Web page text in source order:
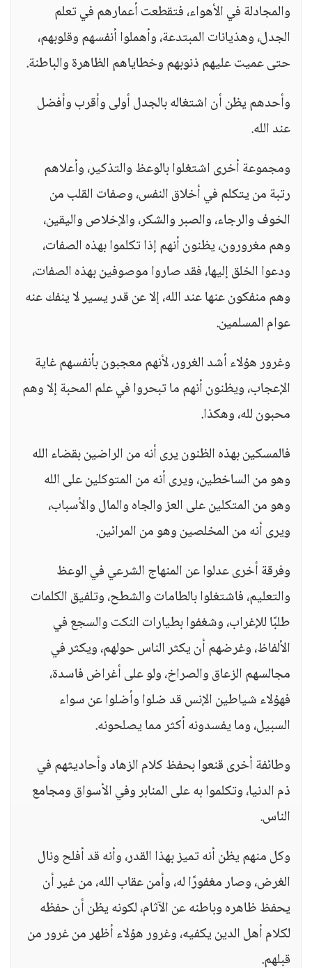
والمجادلة في الأهواء، فتقطعت أعمارهم في تعلم
الجدل، وهذيانات المبتدعة، وأهملوا أنفسهم وقلوبهم،
حتى عميت عليهم ذنوبهم وخطاياهم الظاهرة والباطنة.
وأحدهم يظن أن اشتغاله بالجدل أولى وأقرب وأفضل
عند الله.
ومجموعة أخرى اشتغلوا بالوعظ والتذكير، وأعلاهم
رتبة من يتكلم في أخلاق النفس، وصفات القلب من
الخوف والرجاء، والصبر والشكر، والإخلاص واليقين،
وهم مغرورون، يظنون أنهم إذا تكلموا بهذه الصفات،
ودعوا الخلق إليها، فقد صاروا موصوفين بهذه الصفات،
وهم منفكون عنها عند الله، إلا عن قدر يسير لا ينفك عنه
عوام المسلمين.
وغرور هؤلاء أشد الغرور، لأنهم معجبون بأنفسهم غاية
الإعجاب، ويظنون أنهم ما تبحروا في علم المحبة إلا وهم
محبون لله، وهكذا.
فالمسكين بهذه الظنون يرى أنه من الراضين بقضاء الله
وهو من الساخطين، ويرى أنه من المتوكلين على الله
وهو من المتكلين على العز والجاه والمال والأسباب،
ويرى أنه من المخلصين وهو من المرائين.
وفرقة أخرى عدلوا عن المنهاج الشرعي في الوعظ
والتعليم، فاشتغلوا بالطامات والشطح، وتلفيق الكلمات
طلبًا للإغراب، وشغفوا بطيارات النكت والسجع في
الألفاظ، وغرضهم أن يكثر الناس حولهم، ويكثر في
مجالسهم الزعاق والصراخ، ولو على أغراض فاسدة،
فهؤلاء شياطين الإنس قد ضلوا وأضلوا عن سواء
السبيل، وما يفسدونه أكثر مما يصلحونه.
وطائفة أخرى قنعوا بحفظ كلام الزهاد وأحاديثهم في
ذم الدنيا، وتكلموا به على المنابر وفي الأسواق ومجامع
الناس.
وكل منهم يظن أنه تميز بهذا القدر، وأنه قد أفلح ونال
الغرض، وصار مغفورًا له، وأمن عقاب الله، من غير أن
يحفظ ظاهره وباطنه عن الآثام، لكونه يظن أن حفظه
لكلام أهل الدين يكفيه، وغرور هؤلاء أظهر من غرور من
قبلهم.